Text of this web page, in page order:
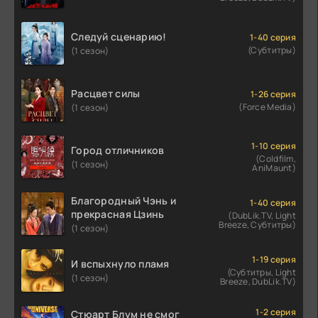
Следуй сценарию!
(1 сезон)
1-40 серия
(Субтитры)
Расцвет силы
(1 сезон)
1-26 серия
(Force Media)
Город отличников
(1 сезон)
1-10 серия
(Coldfilm,
AniMaunt)
Благородный Чэнь и
прекрасная Цзинь
(1 сезон)
1-40 серия
(DubLik.TV, Light
Breeze, Субтитры)
И вспыхнуло пламя
(1 сезон)
1-19 серия
(Субтитры, Light
Breeze, DubLik.TV)
Стюарт Блум не смог 1-2 серия